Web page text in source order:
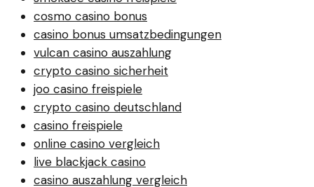
cosmo casino bonus
casino bonus umsatzbedingungen
vulcan casino auszahlung
crypto casino sicherheit
joo casino freispiele
crypto casino deutschland
casino freispiele
online casino vergleich
live blackjack casino
casino auszahlung vergleich